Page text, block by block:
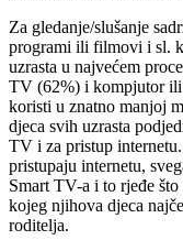
Za gledanje/slušanje
programi ili filmovi i sl.
uzrasta u najvećem
TV (62%) i kompjutor ili
koristi u znatno manjoj
djeca svih uzrasta
TV i za pristup
pristupaju internetu,
Smart TV-a i to rjeđe
kojeg njihova djeca
roditelja.